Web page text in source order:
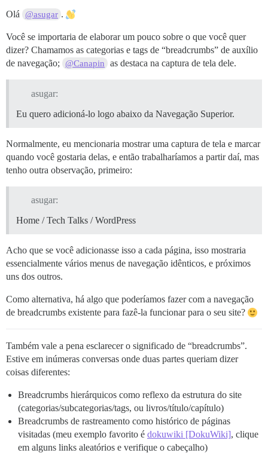
Olá @asugar .
Você se importaria de elaborar um pouco sobre o que você quer
dizer? Chamamos as categorias e tags de “breadcrumbs” de auxílio
de navegação;
@Canapin as destaca na captura de tela dele.
asugar:
Eu quero adicioná-lo logo abaixo da Navegação Superior.
Normalmente, eu mencionaria mostrar uma captura de tela e marcar
quando você gostaria delas, e então trabalharíamos a partir daí, mas
tenho outra observação, primeiro:
asugar:
Home / Tech Talks / WordPress
Acho que se você adicionasse isso a cada página, isso mostraria
essencialmente vários menus de navegação idênticos, e próximos
uns dos outros.
Como alternativa, há algo que poderíamos fazer com a navegação
de breadcrumbs existente para fazê-la funcionar para o seu site?
Também vale a pena esclarecer o significado de “breadcrumbs”.
Estive em inúmeras conversas onde duas partes queriam dizer
coisas diferentes:
Breadcrumbs hierárquicos como reflexo da estrutura do site
(categorias/subcategorias/tags, ou livros/título/capítulo)
Breadcrumbs de rastreamento como histórico de páginas
visitadas (meu exemplo favorito é dokuwiki [DokuWiki], clique
em alguns links aleatórios e verifique o cabeçalho)